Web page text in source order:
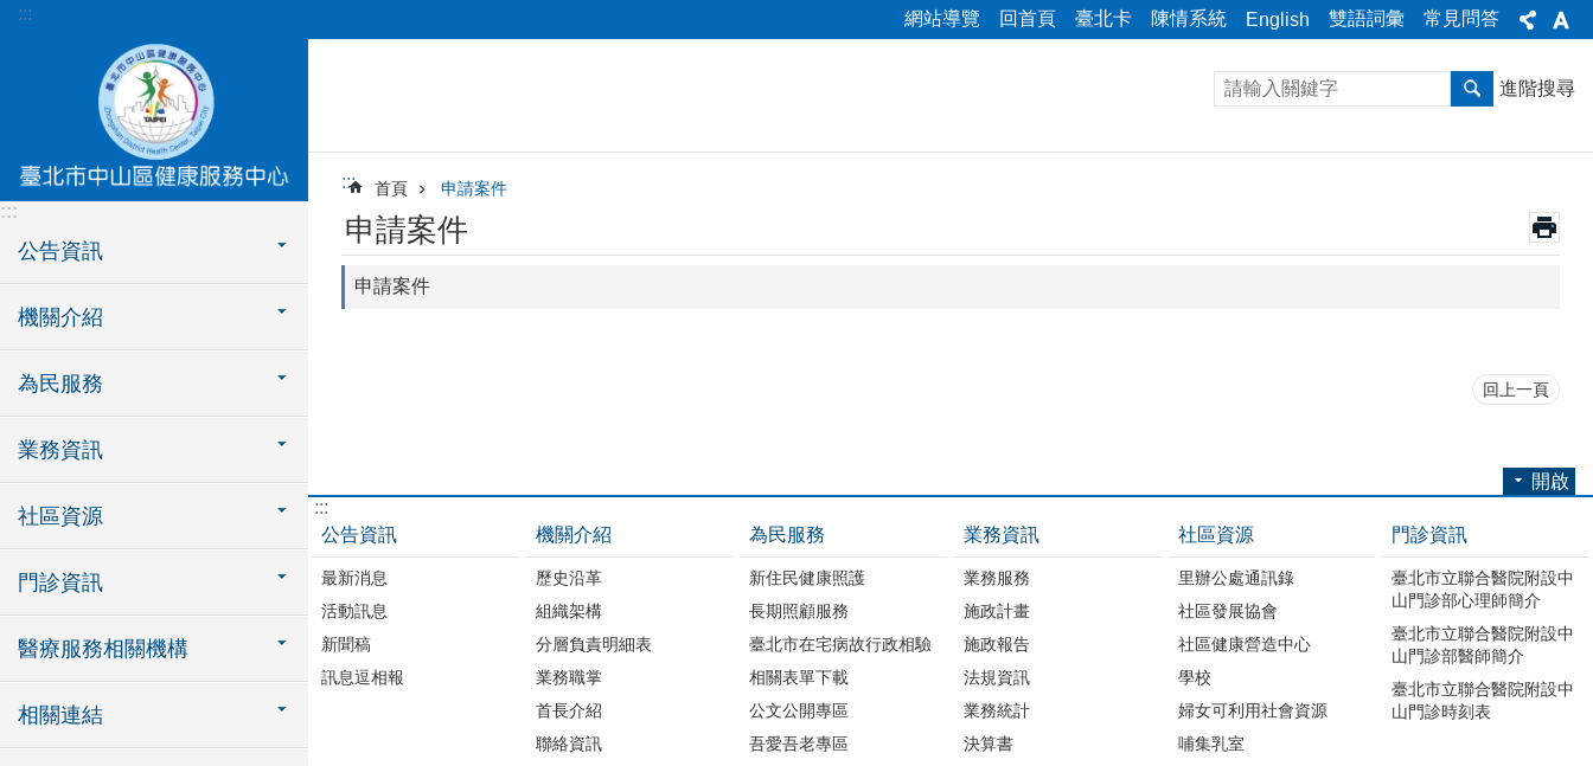
跳到主要內容區塊
::: 網站導覽 回首頁 臺北卡 陳情系統 English 雙語詞彙 常見問答
:::
公告資訊
機關介紹
為民服務
業務資訊
社區資源
門診資訊
醫療服務相關機構
相關連結
進階搜尋
::: 首頁 申請案件
申請案件
申請案件
回上一頁
開啟
:::
公告資訊
最新消息
活動訊息
新聞稿
訊息逗相報
機關介紹
歷史沿革
組織架構
分層負責明細表
業務職掌
首長介紹
聯絡資訊
為民服務
新住民健康照護
長期照顧服務
臺北市在宅病故行政相驗
相關表單下載
公文公開專區
吾愛吾老專區
業務資訊
業務服務
施政計畫
施政報告
法規資訊
業務統計
決算書
社區資源
里辦公處通訊錄
社區發展協會
社區健康營造中心
學校
婦女可利用社會資源
哺集乳室
門診資訊
臺北市立聯合醫院附設中
山門診部心理師簡介
臺北市立聯合醫院附設中
山門診部醫師簡介
臺北市立聯合醫院附設中
山門診時刻表